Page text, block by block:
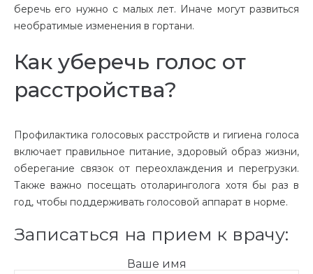
беречь его нужно с малых лет. Иначе могут развиться
необратимые изменения в гортани.
Как уберечь голос от
расстройства?
Профилактика голосовых расстройств и гигиена голоса
включает правильное питание, здоровый образ жизни,
оберегание связок от переохлаждения и перегрузки.
Также важно посещать отоларинголога хотя бы раз в
год, чтобы поддерживать голосовой аппарат в норме.
Записаться на прием к врачу:
Ваше имя